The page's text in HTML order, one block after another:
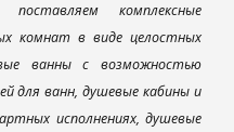
поставляем комплексные
комнат в виде целостных
ванны с возможностью
для ванн, душевые кабины и
исполнениях, душевые